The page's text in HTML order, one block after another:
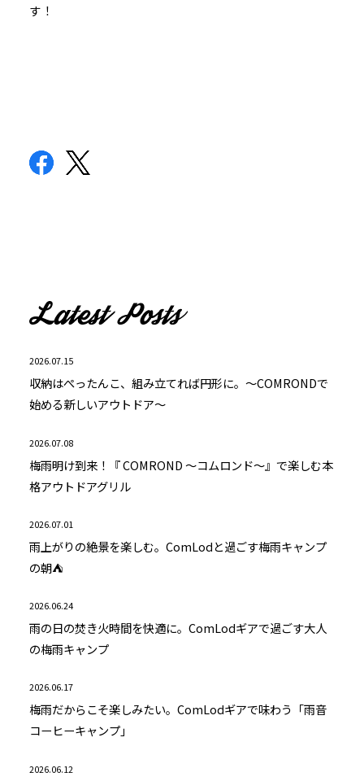
す！
2026.07.15
収納はぺったんこ、組み立てれば円形に。～COMRONDで
始める新しいアウトドア～
2026.07.08
梅雨明け到来！『 COMROND ～コムロンド～』で楽しむ本
格アウトドアグリル
2026.07.01
雨上がりの絶景を楽しむ。ComLodと過ごす梅雨キャンプ
の朝⛺
2026.06.24
雨の日の焚き火時間を快適に。ComLodギアで過ごす大人
の梅雨キャンプ
2026.06.17
梅雨だからこそ楽しみたい。ComLodギアで味わう「雨音
コーヒーキャンプ」
2026.06.12